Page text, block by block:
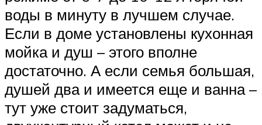
воды в минуту в лучшем случае.
Если в доме установлены кухонная
мойка и душ – этого вполне
достаточно. А если семья большая,
душей два и имеется еще и ванна –
тут уже стоит задуматься,